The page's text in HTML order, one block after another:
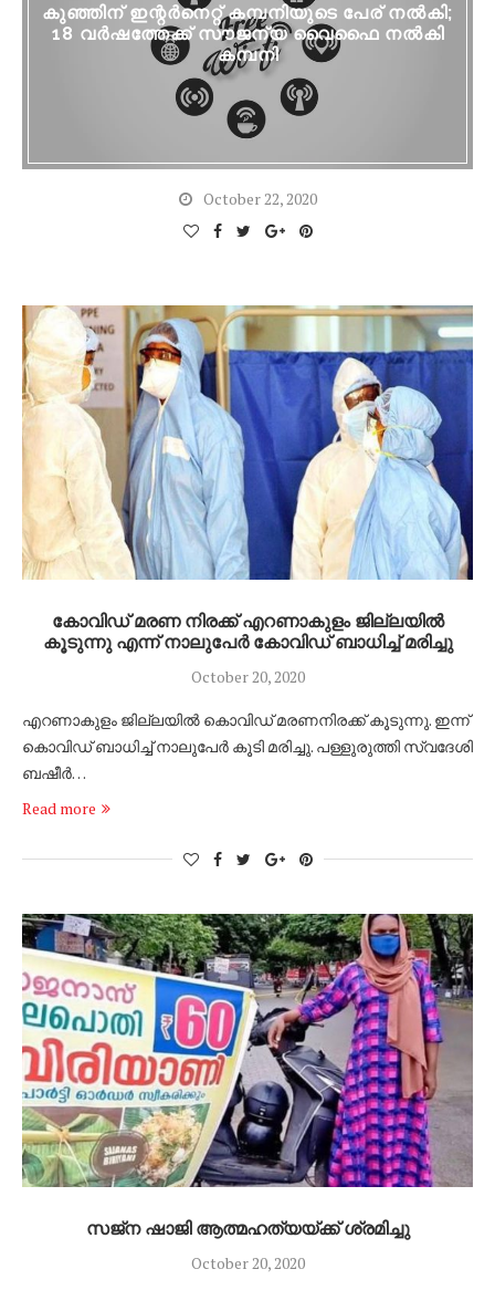
കുഞ്ഞിന് ഇന്റർനെറ്റ് കമ്പനിയുടെ പേര് നൽകി;
18 വർഷത്തേക്ക് സൗജന്യ വൈഫൈ നൽകി
കമ്പനി
October 22, 2020
കോവിഡ് മരണ നിരക്ക് എറണാകുളം ജില്ലയിൽ
കൂടുന്നു എന്ന് നാലുപേർ കോവിഡ് ബാധിച്ച് മരിച്ചു
October 20, 2020
എറണാകുളം ജില്ലയിൽ കൊവിഡ് മരണനിരക്ക് കൂടുന്നു. ഇന്ന്
കൊവിഡ് ബാധിച്ച് നാലുപേർ കൂടി മരിച്ചു. പള്ളുരുത്തി സ്വദേശി
ബഷീർ…
Read more
സജ്‌ന ഷാജി ആത്മഹത്യയ്ക്ക് ശ്രമിച്ചു
October 20, 2020